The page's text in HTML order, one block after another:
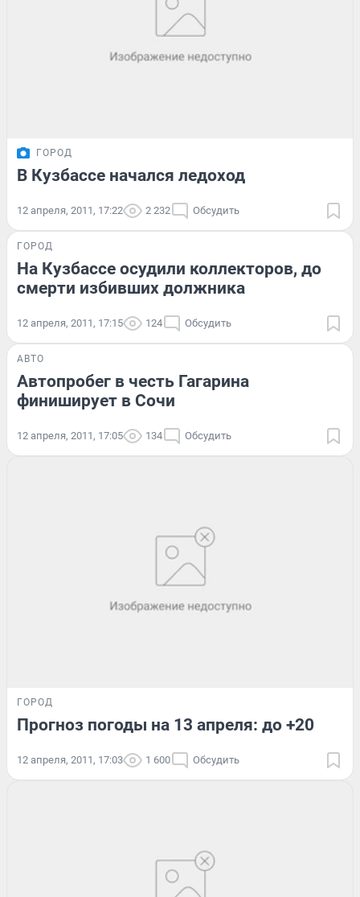
ГОРОД
В Кузбассе начался ледоход
12 апреля, 2011, 17:22 2 232 Обсудить
ГОРОД
На Кузбассе осудили коллекторов, до
смерти избивших должника
12 апреля, 2011, 17:15 124 Обсудить
АВТО
Автопробег в честь Гагарина
финиширует в Сочи
12 апреля, 2011, 17:05 134 Обсудить
ГОРОД
Прогноз погоды на 13 апреля: до +20
12 апреля, 2011, 17:03 1 600 Обсудить